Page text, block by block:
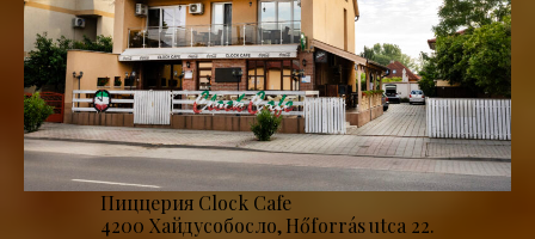
Пиццерия Clock Cafe
4200 Хайдусобосло, Hőforrás utca 22.